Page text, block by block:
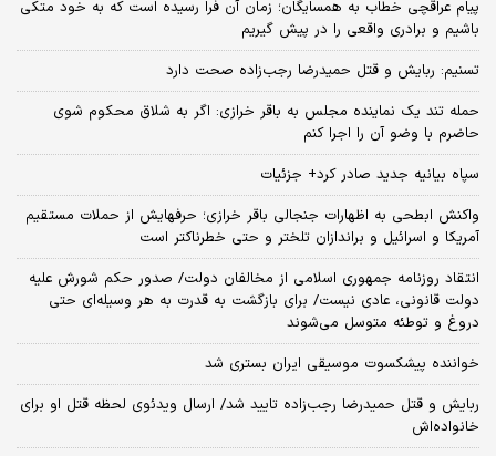
پیام عراقچی خطاب به همسایگان؛ زمان آن فرا رسیده است که به خود متکی
باشیم و برادری واقعی را در پیش گیریم
تسنیم: ربایش و قتل حمیدرضا رجب‌زاده صحت دارد
حمله تند یک نماینده مجلس به باقر خرازی: اگر به شلاق محکوم شوی
حاضرم با وضو آن را اجرا کنم
سپاه بیانیه جدید صادر کرد+ جزئیات
واکنش ابطحی به اظهارات جنجالی باقر خرازی؛ حرفهایش از حملات مستقیم
آمریکا و اسرائیل و براندازان تلختر و حتی خطرناکتر است
انتقاد روزنامه جمهوری اسلامی از مخالفان دولت/ صدور حکم شورش علیه
دولت قانونی، عادی نیست/ برای بازگشت به قدرت به هر وسیله‌ای حتی
دروغ و توطئه متوسل می‌شوند
خواننده پیشکسوت موسیقی ایران بستری شد
ربایش و قتل حمیدرضا رجب‌زاده تایید شد/ ارسال ویدئوی لحظه قتل او برای
خانواده‌اش